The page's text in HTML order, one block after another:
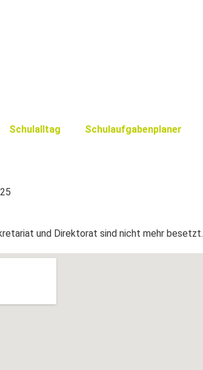
Schulalltag Schulaufgabenplaner
und Direktorat sind nicht mehr besetzt.